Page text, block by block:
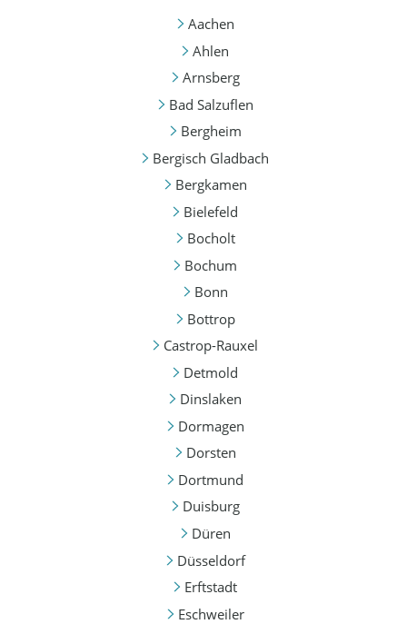
Aachen
Ahlen
Arnsberg
Bad Salzuflen
Bergheim
Bergisch Gladbach
Bergkamen
Bielefeld
Bocholt
Bochum
Bonn
Bottrop
Castrop-Rauxel
Detmold
Dinslaken
Dormagen
Dorsten
Dortmund
Duisburg
Düren
Düsseldorf
Erftstadt
Eschweiler